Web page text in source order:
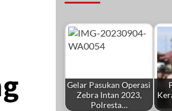
Gelar Pasukan Operasi
Zebra Intan 2023,
Polresta…